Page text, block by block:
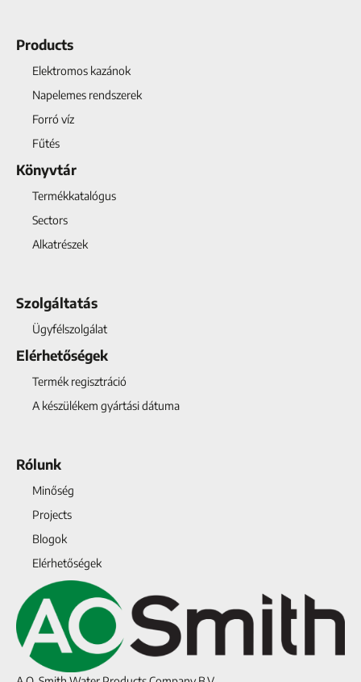
Products
Elektromos kazánok
Napelemes rendszerek
Forró víz
Fűtés
Könyvtár
Termékkatalógus
Sectors
Alkatrészek
Szolgáltatás
Ügyfélszolgálat
Elérhetőségek
Termék regisztráció
A készülékem gyártási dátuma
Rólunk
Minőség
Projects
Blogok
Elérhetőségek